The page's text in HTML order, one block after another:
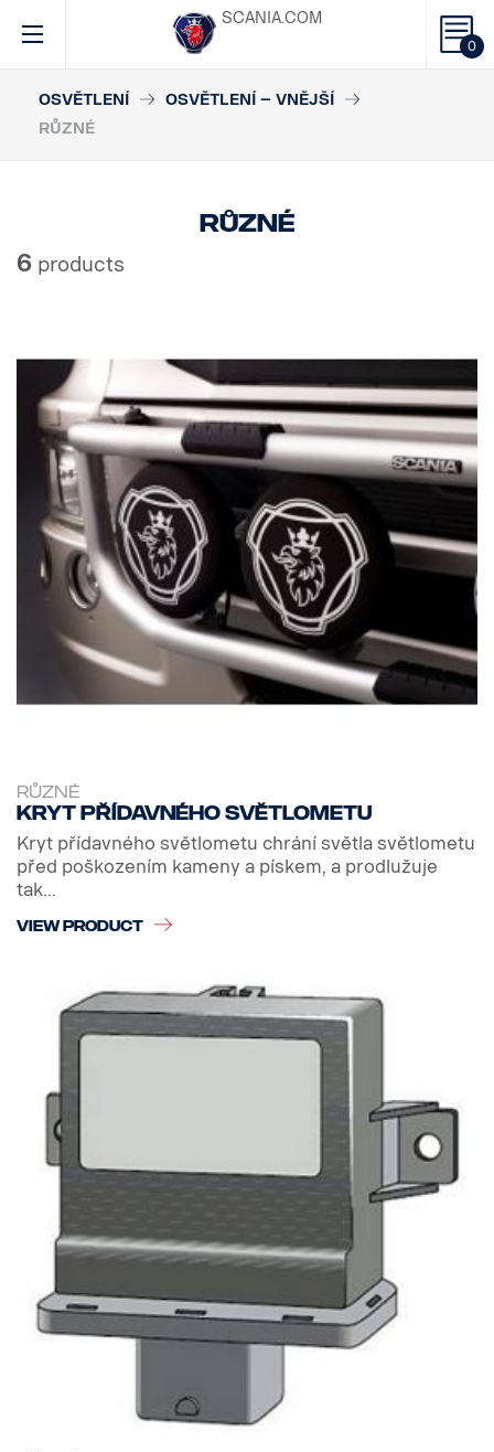
0
SCANIA.COM
OSVĚTLENÍ
OSVĚTLENÍ – VNĚJŠÍ
RŮZNÉ
Různé
6 products
RŮZNÉ
Kryt přídavného světlometu
Kryt přídavného světlometu chrání světla světlometu
před poškozením kameny a pískem, a prodlužuje
tak...
VIEW PRODUCT